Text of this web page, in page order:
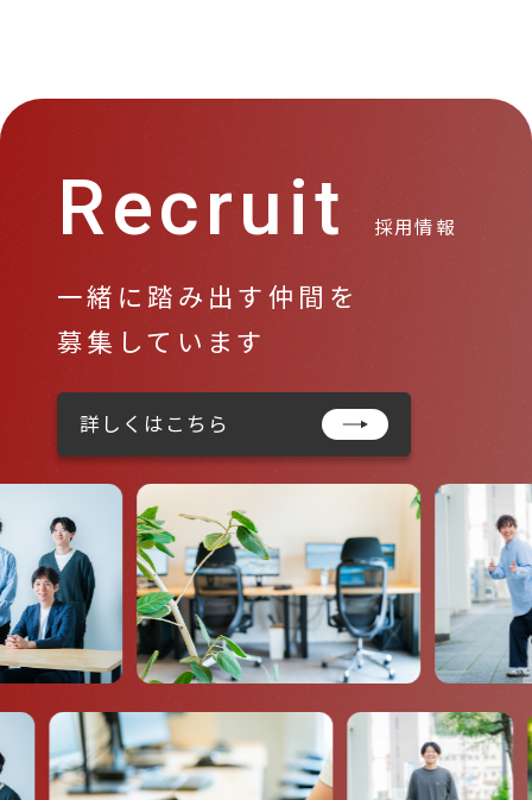
Recruit 採用情報
一緒に踏み出す仲間を
募集しています
詳しくはこちら